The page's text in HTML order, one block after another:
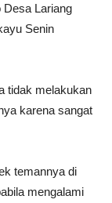
Desa Lariang
Senin
tidak melakukan
karena sangat
temannya di
mengalami